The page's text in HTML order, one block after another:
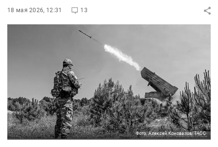
18 мая 2026, 12:31 13
Фото: Алексей Коновалов/ТАСС